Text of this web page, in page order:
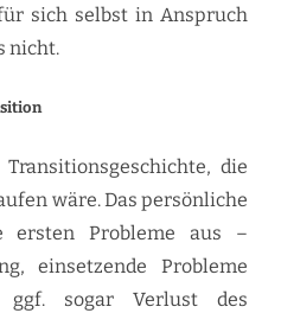
sich selbst in Anspruch
nicht.
die
wäre. Das persönliche
Probleme aus –
einsetzende Probleme
sogar Verlust des